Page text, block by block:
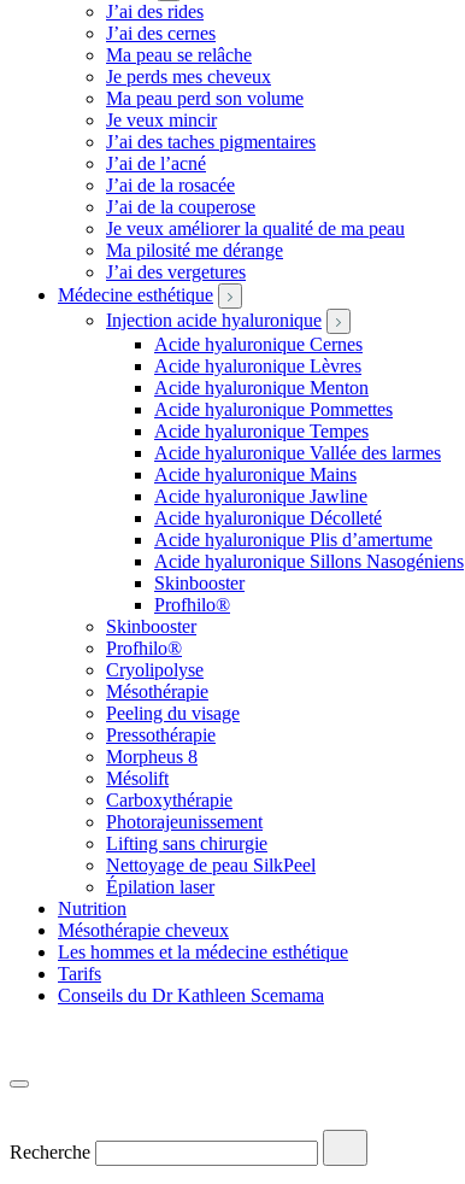
J’ai des rides
J’ai des cernes
Ma peau se relâche
Je perds mes cheveux
Ma peau perd son volume
Je veux mincir
J’ai des taches pigmentaires
J’ai de l’acné
J’ai de la rosacée
J’ai de la couperose
Je veux améliorer la qualité de ma peau
Ma pilosité me dérange
J’ai des vergetures
Médecine esthétique
Injection acide hyaluronique
Acide hyaluronique Cernes
Acide hyaluronique Lèvres
Acide hyaluronique Menton
Acide hyaluronique Pommettes
Acide hyaluronique Tempes
Acide hyaluronique Vallée des larmes
Acide hyaluronique Mains
Acide hyaluronique Jawline
Acide hyaluronique Décolleté
Acide hyaluronique Plis d’amertume
Acide hyaluronique Sillons Nasogéniens
Skinbooster
Profhilo®
Skinbooster
Profhilo®
Cryolipolyse
Mésothérapie
Peeling du visage
Pressothérapie
Morpheus 8
Mésolift
Carboxythérapie
Photorajeunissement
Lifting sans chirurgie
Nettoyage de peau SilkPeel
Épilation laser
Nutrition
Mésothérapie cheveux
Les hommes et la médecine esthétique
Tarifs
Conseils du Dr Kathleen Scemama
Recherche